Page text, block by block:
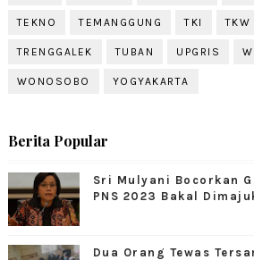
TEKNO TEMANGGUNG TKI TKW
TRENGGALEK TUBAN UPGRIS
WONOSOBO YOGYAKARTA
Berita Popular
Sri Mulyani Bocorkan
PNS 2023 Bakal
Dua Orang Tewas